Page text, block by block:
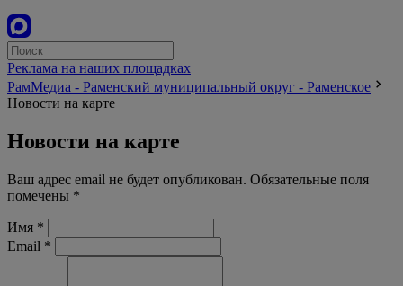
Реклама на наших площадках
РамМедиа - Раменский муниципальный округ - Раменское
Новости на карте
Новости на карте
Ваш адрес email не будет опубликован. Обязательные поля
помечены *
Имя *
Email *